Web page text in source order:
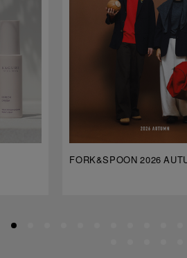
FORK&SPOON 2026